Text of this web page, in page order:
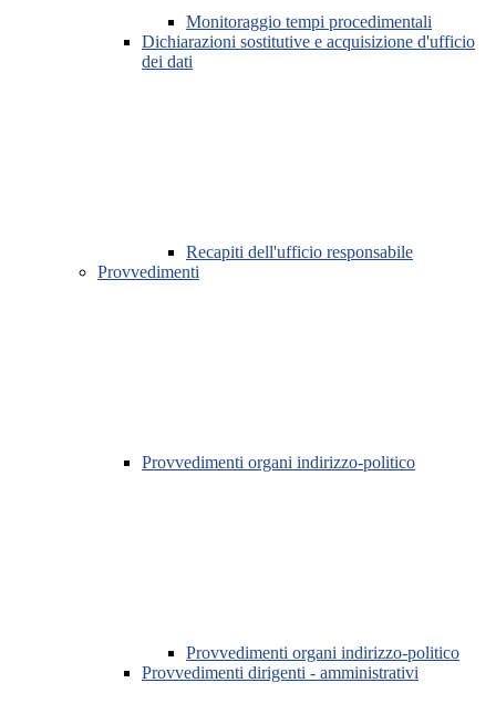
Monitoraggio tempi procedimentali
Dichiarazioni sostitutive e acquisizione d'ufficio
dei dati
Recapiti dell'ufficio responsabile
Provvedimenti
Provvedimenti organi indirizzo-politico
Provvedimenti organi indirizzo-politico
Provvedimenti dirigenti - amministrativi